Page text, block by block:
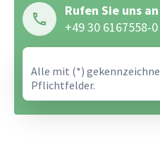
Rufen Sie uns
+49 30 6167558-0
Alle mit (*)
Pflichtfelder.